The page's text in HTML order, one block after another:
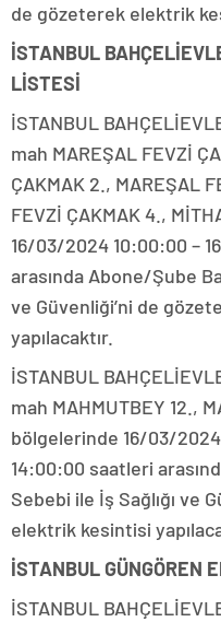
de gözeterek elektrik
İSTANBUL
LİSTESİ
İSTANBUL
mah MAREŞAL FEVZİ
ÇAKMAK 2., MAREŞAL
FEVZİ ÇAKMAK 4.,
16/03/2024 10:00:00 –
arasında Abone/Şube
ve Güvenliği’ni de
yapılacaktır.
İSTANBUL
mah MAHMUTBEY 12.,
bölgelerinde 16/03/
14:00:00 saatleri
Sebebi ile İş Sağlığı ve
elektrik kesintisi
İSTANBUL GÜNGÖREN
İSTANBUL